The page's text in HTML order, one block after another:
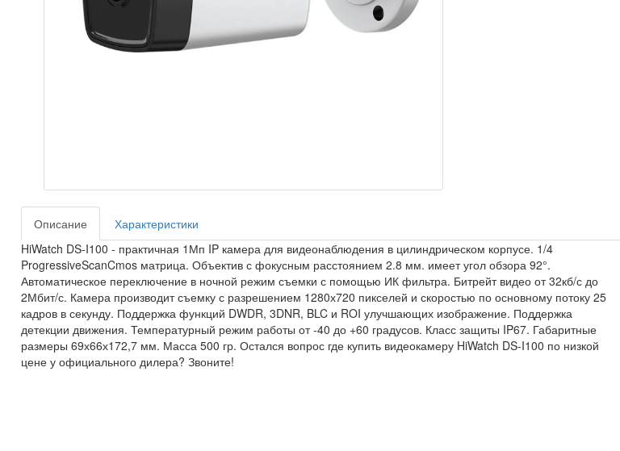
Описание
Характеристики
HiWatch DS-I100 - практичная 1Мп IP камера для видеонаблюдения в цилиндрическом корпусе. 1/4
ProgressiveScanCmos матрица. Объектив с фокусным расстоянием 2.8 мм. имеет угол обзора 92°.
Автоматическое переключение в ночной режим съемки с помощью ИК фильтра. Битрейт видео от 32кб/с до
2Мбит/с. Камера производит съемку с разрешением 1280х720 пикселей и скоростью по основному потоку 25
кадров в секунду. Поддержка функций DWDR, 3DNR, BLC и ROI улучшающих изображение. Поддержка
детекции движения. Температурный режим работы от -40 до +60 градусов. Класс защиты IP67. Габаритные
размеры 69х66х172,7 мм. Масса 500 гр. Остался вопрос где купить видеокамеру HiWatch DS-I100 по низкой
цене у официального дилера? Звоните!